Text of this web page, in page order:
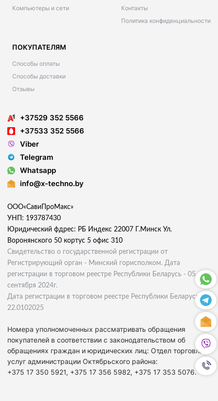
Компьютеры и сети
Контакты
Политика конфиденциальности
ПОКУПАТЕЛЯМ
Способы оплаты
Способы доставки
Отзывы
+37529 352 5566
+37533 352 5566
Viber
Telegram
Whatsapp
info@x-techno.by
ООО«СавиПроМакс»
УНП: 193787430
Юридический фдрес: РБ Индекс 22007 Г.Минск Ул.
Воронянского 50 кортус 5 офис 310
Свидетельство о государственной регистрации от
Регистрирующий орган - Минский горисполком. Дата
регистрации в торговом реестре Республики Беларусь - 05
сентября 2024г.
Дата регистрации в торговом реестре Республики Беларусь
22.0102025
Номера уполномоченных рассматривать обращения
покупателей в соответствии с законодательством об
обращениях граждан и юридических лиц: Отдел торговли и
услуг администрации Октябрьского района:
+375 17 350 5921, +375 17 356 5982, +375 17 353 5076.